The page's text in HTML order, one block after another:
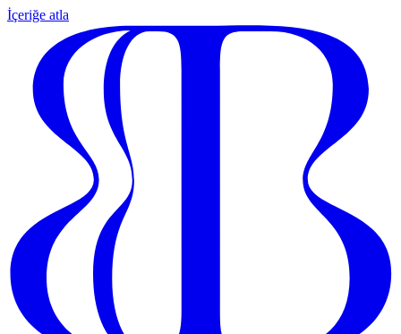
İçeriğe atla